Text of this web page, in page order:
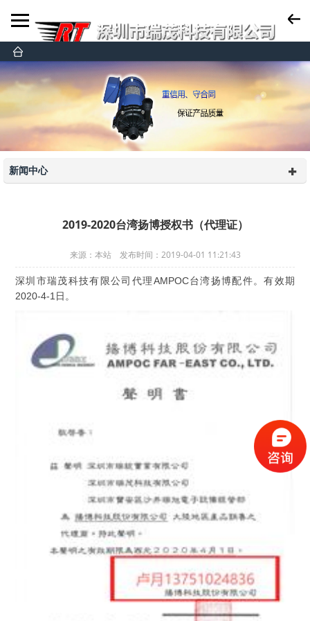
新闻中心
2019-2020台湾扬博授权书（代理证）
来源：本站 发布时间：2019-04-01 11:21:43
深圳市瑞茂科技有限公司代理AMPOC台湾扬博配件。有效期
2020-4-1日。